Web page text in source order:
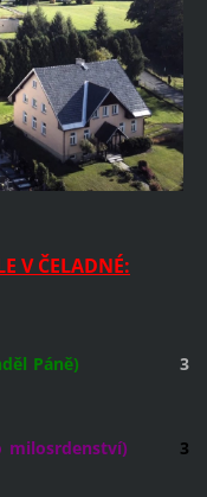
V ČELADNÉ:
Páně)3
milosrdenství) 3